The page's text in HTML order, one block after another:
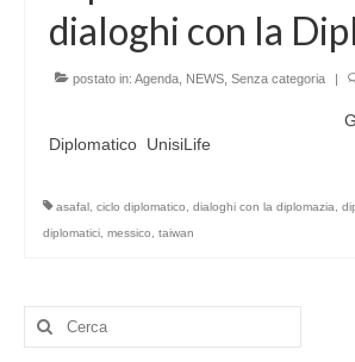
MATERIALS
EVENTS
SOURCES AND WEBSITES
RESEARCH
MATERIALS
dialoghi con la
postato in: Agenda NEWS Senza categoria |
Diplomatico UnisiLife
asafal ciclo diplomatico dialoghi con la diplomazia
diplomatici messico taiwan
Cerca: